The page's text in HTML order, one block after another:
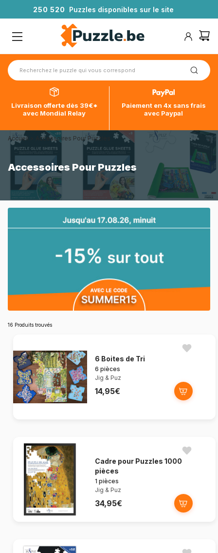
250 520 Puzzles disponibles sur le site
Livraison offerte dès 39€*
avec Mondial Relay
Paiement en 4x sans frais
avec Paypal
Accueil Accessoires Pour Puzzles
Accessoires Pour Puzzles
16 Produits trouvés
6 Boites de Tri
6 pièces
Jig & Puz
14,95€
Cadre pour Puzzles 1000
pièces
1 pièces
Jig & Puz
34,95€